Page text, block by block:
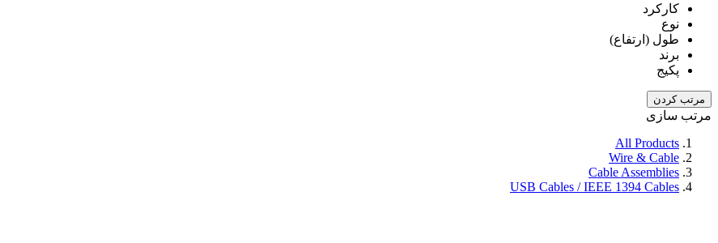
کارکرد
نوع
طول (ارتفاع)
برند
پکیج
مرتب کردن
مرتب سازی
All Products
Wire & Cable
Cable Assemblies
USB Cables / IEEE 1394 Cables